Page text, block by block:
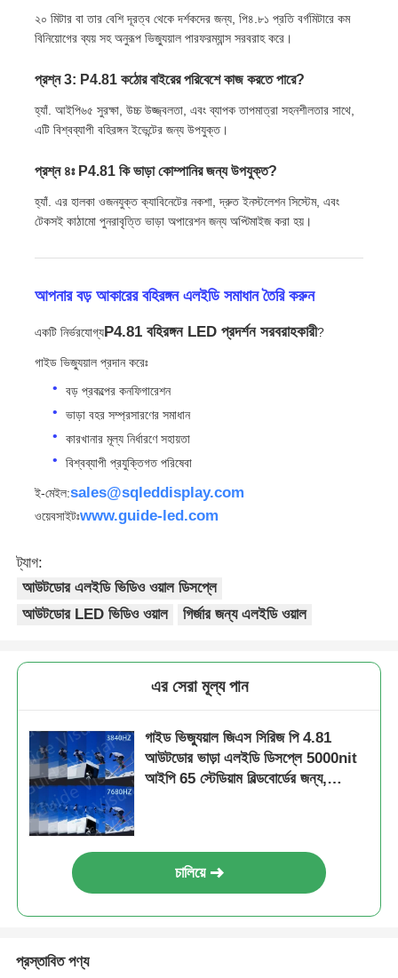
২০ মিটার বা তার বেশি দূরত্ব থেকে দর্শকদের জন্য, পি৪.৮১ প্রতি বর্গমিটারে কম
বিনিয়োগের ব্যয় সহ অনুরূপ ভিজ্যুয়াল পারফরম্যান্স সরবরাহ করে।
প্রশ্ন 3: P4.81 কঠোর বাইরের পরিবেশে কাজ করতে পারে?
হ্যাঁ. আইপি৬৫ সুরক্ষা, উচ্চ উজ্জ্বলতা, এবং ব্যাপক তাপমাত্রা সহনশীলতার সাথে,
এটি বিশ্বব্যাপী বহিরঙ্গন ইভেন্টের জন্য উপযুক্ত।
প্রশ্ন ৪ঃ P4.81 কি ভাড়া কোম্পানির জন্য উপযুক্ত?
হ্যাঁ. এর হালকা ওজনযুক্ত ক্যাবিনেটের নকশা, দ্রুত ইনস্টলেশন সিস্টেম, এবং
টেকসই কাঠামো পুনরাবৃত্তি ভাড়া অপারেশন জন্য অপ্টিমাইজ করা হয়।
আপনার বড় আকারের বহিরঙ্গন এলইডি সমাধান তৈরি করুন
একটি নির্ভরযোগ্যP4.81 বহিরঙ্গন LED প্রদর্শন সরবরাহকারী?
গাইড ভিজ্যুয়াল প্রদান করেঃ
বড় প্রকল্পের কনফিগারেশন
ভাড়া বহর সম্প্রসারণের সমাধান
কারখানার মূল্য নির্ধারণে সহায়তা
বিশ্বব্যাপী প্রযুক্তিগত পরিষেবা
ই-মেইল:sales@sqleddisplay.com
ওয়েবসাইটঃwww.guide-led.com
ট্যাগ:
আউটডোর এলইডি ভিডিও ওয়াল ডিসপ্লে
আউটডোর LED ভিডিও ওয়াল
গির্জার জন্য এলইডি ওয়াল
এর সেরা মূল্য পান
গাইড ভিজ্যুয়াল জিএস সিরিজ পি 4.81
আউটডোর ভাড়া এলইডি ডিসপ্লে 5000nit
আইপি 65 স্টেডিয়াম বিল্ডবোর্ডের জন্য,
চালিয়ে
প্রস্তাবিত পণ্য